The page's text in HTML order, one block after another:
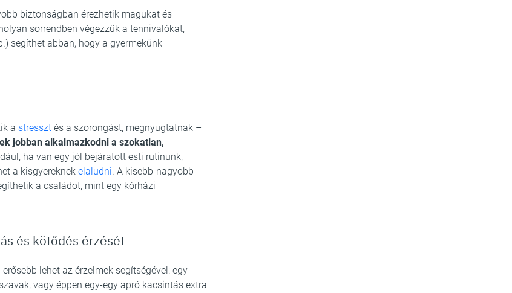
biztonságban érezhetik magukat és
sorrendben végezzük a tennivalókat,
segíthet abban, hogy a gyermekünk
a stresszt és a szorongást, megnyugtatnak –
jobban alkalmazkodni a szokatlan,
ha van egy jól bejáratott esti rutinunk,
a kisgyereknek elaludni. A kisebb-nagyobb
a családot, mint egy kórházi
és kötődés érzését
lehet az érzelmek segítségével: egy
vagy éppen egy-egy apró kacsintás extra